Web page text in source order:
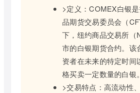
>定义：COMEX白银
品期货交易委员会（
下，纽约商品交易所（
市的白银期货合约。该
资者在未来的特定时间
格买卖一定数量的白银。
>交易特点：高流动性